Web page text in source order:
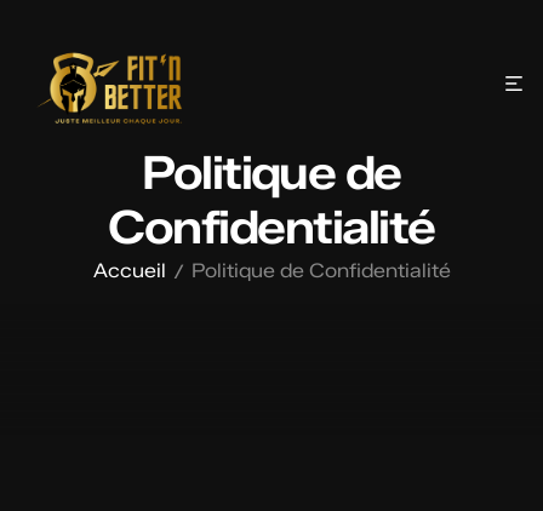
Politique de
Confidentialité
Accueil / Politique de Confidentialité